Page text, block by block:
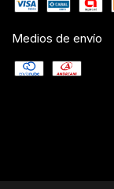
Medios de envío